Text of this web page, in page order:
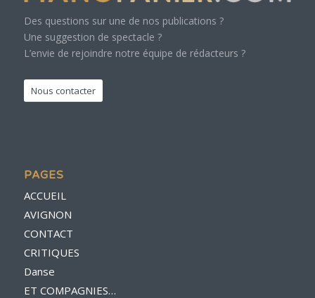
Des questions sur une de nos publications ?
Une suggestion de spectacle ?
L’envie de rejoindre notre équipe de rédacteurs ?
Nous contacter
PAGES
ACCUEIL
AVIGNON
CONTACT
CRITIQUES
Danse
ET COMPAGNIES…